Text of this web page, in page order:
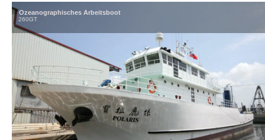
Ozeanographisches Arbeitsboot
260GT